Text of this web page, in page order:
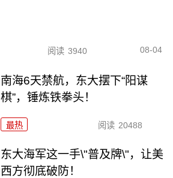
阅读 3940 08-04
南海6天禁航，东大摆下“阳谋
棋”，锤炼铁拳头！
最热 阅读 20488
东大海军这一手\"普及牌\"，让美
西方彻底破防！